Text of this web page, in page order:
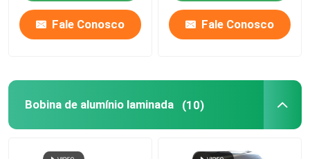
Fale Conosco Fale Conosco
Bobina de alumínio laminada (10)